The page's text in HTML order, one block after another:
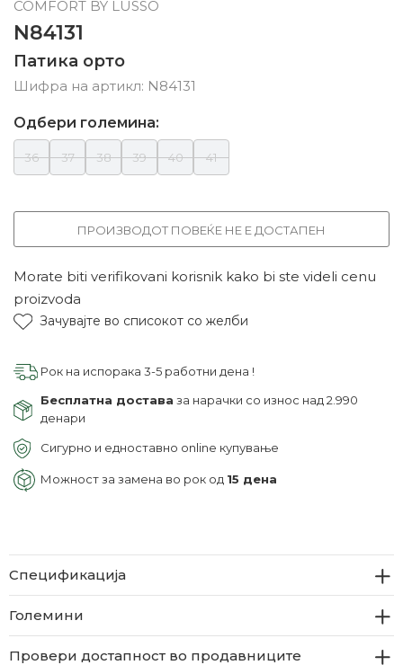
COMFORT BY LUSSO
N84131
Патика орто
Шифра на артикл: N84131
Одбери големина:
36 37 38 39 40 41
ПРОИЗВОДОТ ПОВЕЌЕ НЕ Е ДОСТАПЕН
Morate biti verifikovani korisnik kako bi ste videli cenu
proizvoda
Зачувајте во списокот со желби
Рок на испорака 3-5 работни дена !
Бесплатна достава за нарачки со износ над 2.990
денари
Сигурно и едноставно online купување
Можност за замена во рок од 15 дена
Спецификација
Големини
Провери достапност во продавниците